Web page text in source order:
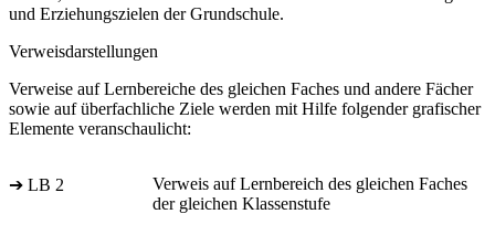
und Erziehungszielen der Grundschule.
Verweisdarstellungen
Verweise auf Lernbereiche des gleichen Faches und andere Fächer
sowie auf überfachliche Ziele werden mit Hilfe folgender grafischer
Elemente veranschaulicht:
➔ LB 2
Verweis auf Lernbereich des gleichen Faches
der gleichen Klassenstufe